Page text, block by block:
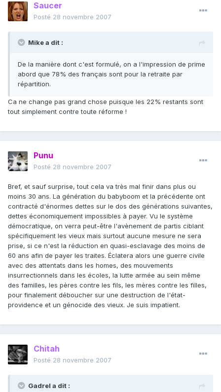
Saucer
Posté 28 novembre 2007
Mike a dit :
De la manière dont c'est formulé, on a l'impression de prime
abord que 78% des français sont pour la retraite par
répartition.
Ca ne change pas grand chose puisque les 22% restants sont
tout simplement contre toute réforme !
Punu
Posté 28 novembre 2007
Bref, et sauf surprise, tout cela va très mal finir dans plus ou
moins 30 ans. La génération du babyboom et la précédente ont
contracté d'énormes dettes sur le dos des générations suivantes,
dettes économiquement impossibles à payer. Vu le système
démocratique, on verra peut-être l'avènement de partis ciblant
spécifiquement les vieux mais surtout aucune mesure ne sera
prise, si ce n'est la réduction en quasi-esclavage des moins de
60 ans afin de payer les traites. Éclatera alors une guerre civile
avec des attentats dans les homes, des mouvements
insurrectionnels dans les écoles, la lutte armée au sein même
des familles, les pères contre les fils, les mères contre les filles,
pour finalement déboucher sur une destruction de l'état-
providence et un génocide des vieux. Je suis impatient.
Chitah
Posté 28 novembre 2007
Gadrel a dit :